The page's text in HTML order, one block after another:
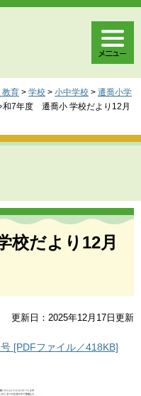
教育 > 学校 > 小中学校 > 遷喬小学
和7年度 遷喬小 学校だより12月
だより12月
更新日：2025年12月17日更新
[PDFファイル／418KB]